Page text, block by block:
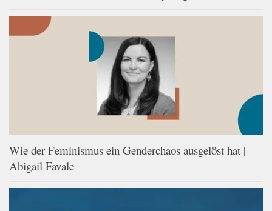
Wie der Feminismus ein Genderchaos ausgelöst hat |
Abigail Favale